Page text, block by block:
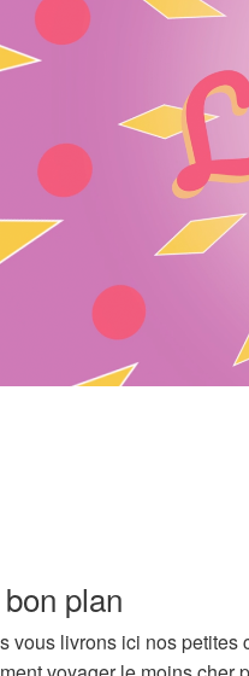
plan
vous livrons ici nos petites